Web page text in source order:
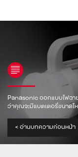
Panasonic ออกแบบไฟฉา
ว่าคุณจะมีแบตเตอรี่ขนาดไห
< อ่านบทความก่อนหน้า